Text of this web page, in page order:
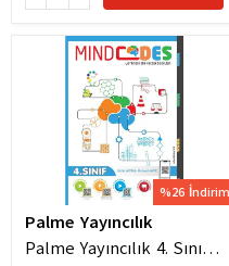
%26 İndirim
Palme Yayıncılık
Palme Yayıncılık 4. Sınıf